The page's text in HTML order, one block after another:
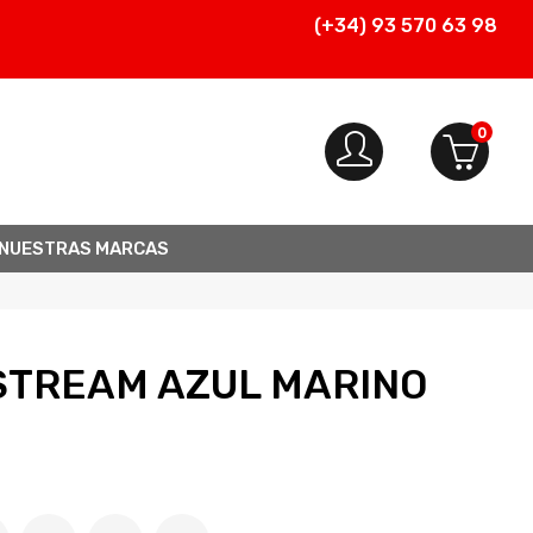
(+34) 93 570 63 98
0
MARCAS
AZUL MARINO